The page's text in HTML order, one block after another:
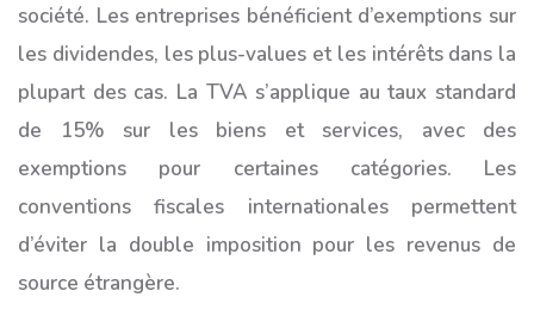
société. Les entreprises bénéficient d’exemptions sur
les dividendes, les plus-values et les intérêts dans la
plupart des cas. La TVA s’applique au taux standard
de 15% sur les biens et services, avec des
exemptions pour certaines catégories. Les
conventions fiscales internationales permettent
d’éviter la double imposition pour les revenus de
source étrangère.